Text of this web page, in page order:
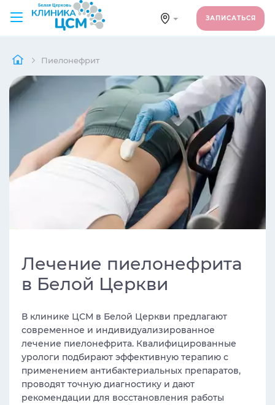
ЗАПИСАТЬСЯ
Пиелонефрит
Лечение пиелонефрита
в Белой Церкви
В клинике ЦСМ в Белой Церкви предлагают
современное и индивидуализированное
лечение пиелонефрита. Квалифицированные
урологи подбирают эффективную терапию с
применением антибактериальных препаратов,
проводят точную диагностику и дают
рекомендации для восстановления работы